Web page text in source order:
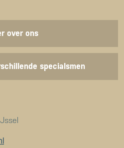
over ons
specialsmen